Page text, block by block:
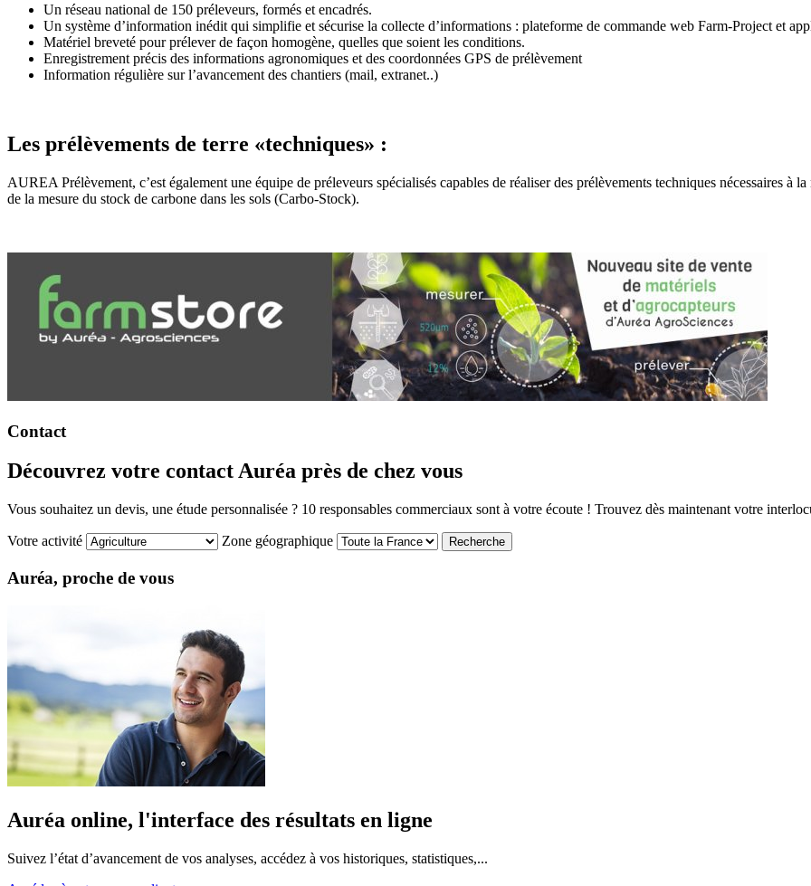
Un réseau national de 150 préleveurs, formés et encadrés.
Un système d’information inédit qui simplifie et sécurise la collecte d’informations : plateforme de commande web Farm-Project et
Matériel breveté pour prélever de façon homogène, quelles que soient les conditions.
Enregistrement précis des informations agronomiques et des coordonnées GPS de prélèvement
Information régulière sur l’avancement des chantiers (mail, extranet..)
Les prélèvements de terre «techniques» :
AUREA Prélèvement, c’est également une équipe de préleveurs spécialisés capables de réaliser des prélèvements techniques nécessaires
de la mesure du stock de carbone dans les sols (Carbo-Stock).
Contact
Découvrez votre contact Auréa près de chez vous
Vous souhaitez un devis, une étude personnalisée ? 10 responsables commerciaux sont à votre écoute ! Trouvez dès maintenant votre
Votre activité Zone géographique
Auréa, proche de vous
Auréa online, l'interface des résultats en ligne
Suivez l’état d’avancement de vos analyses, accédez à vos historiques, statistiques,...